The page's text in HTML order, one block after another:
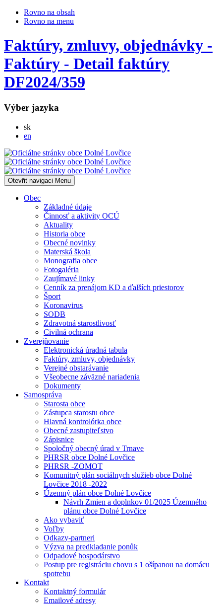
Rovno na obsah
Rovno na menu
Faktúry, zmluvy, objednávky -
Faktúry - Detail faktúry
DF2024/359
Výber jazyka
skSlovensky
en
Otevřit navigaci Menu
Obec
Základné údaje
Činnosť a aktivity OCÚ
Aktuality
Historia obce
Obecné novinky
Materská škola
Monografia obce
Fotogaléria
Zaujímavé linky
Cenník za prenájom KD a ďalších priestorov
Šport
Koronavirus
SODB
Zdravotná starostlivosť
Civilná ochrana
Zverejňovanie
Elektronická úradná tabula
Faktúry, zmluvy, objednávky
Verejné obstarávanie
Všeobecne záväzné nariadenia
Dokumenty
Samospráva
Starosta obce
Zástupca starostu obce
Hlavná kontrolórka obce
Obecné zastupiteľstvo
Zápisnice
Spoločný obecný úrad v Trnave
PHRSR obce Dolné Lovčice
PHRSR -ZOMOT
Komunitný plán sociálnych služieb obce Dolné
Lovčice 2018 -2022
Územný plán obce Dolné Lovčice
Návrh Zmien a doplnkov 01/2025 Územného
plánu obce Dolné Lovčice
Ako vybaviť
Voľby
Odkazy-partneri
Výzva na predkladanie ponůk
Odpadové hospodárstvo
Postup pre registráciu chovu s 1 ošípanou na domácu
spotrebu
Kontakt
Kontaktný formulár
Emailové adresy